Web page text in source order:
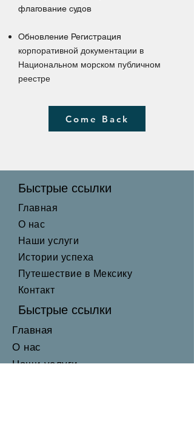
флагование судов
Обновление Регистрация
корпоративной документации в
Национальном морском публичном
реестре
Come Back
Быстрые ссылки
Главная
О нас
Наши услуги
Истории успеха
Путешествие в Мексику
Контакт
Быстрые ссылки
Главная
О нас
Наши услуги